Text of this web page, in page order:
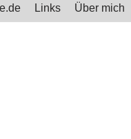
Links Über mich